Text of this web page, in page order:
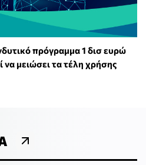
πρόγραμμα 1 δισ ευρώ
να μειώσει τα τέλη χρήσης